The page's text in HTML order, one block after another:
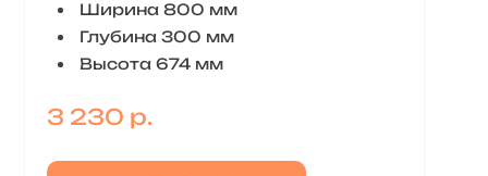
Ширина 800 мм
Глубина 300 мм
Высота 674 мм
3 230 р.